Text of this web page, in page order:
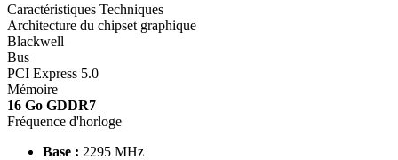
Caractéristiques Techniques
Architecture du chipset graphique
Blackwell
Bus
PCI Express 5.0
Mémoire
16 Go GDDR7
Fréquence d'horloge
Base : 2295 MHz